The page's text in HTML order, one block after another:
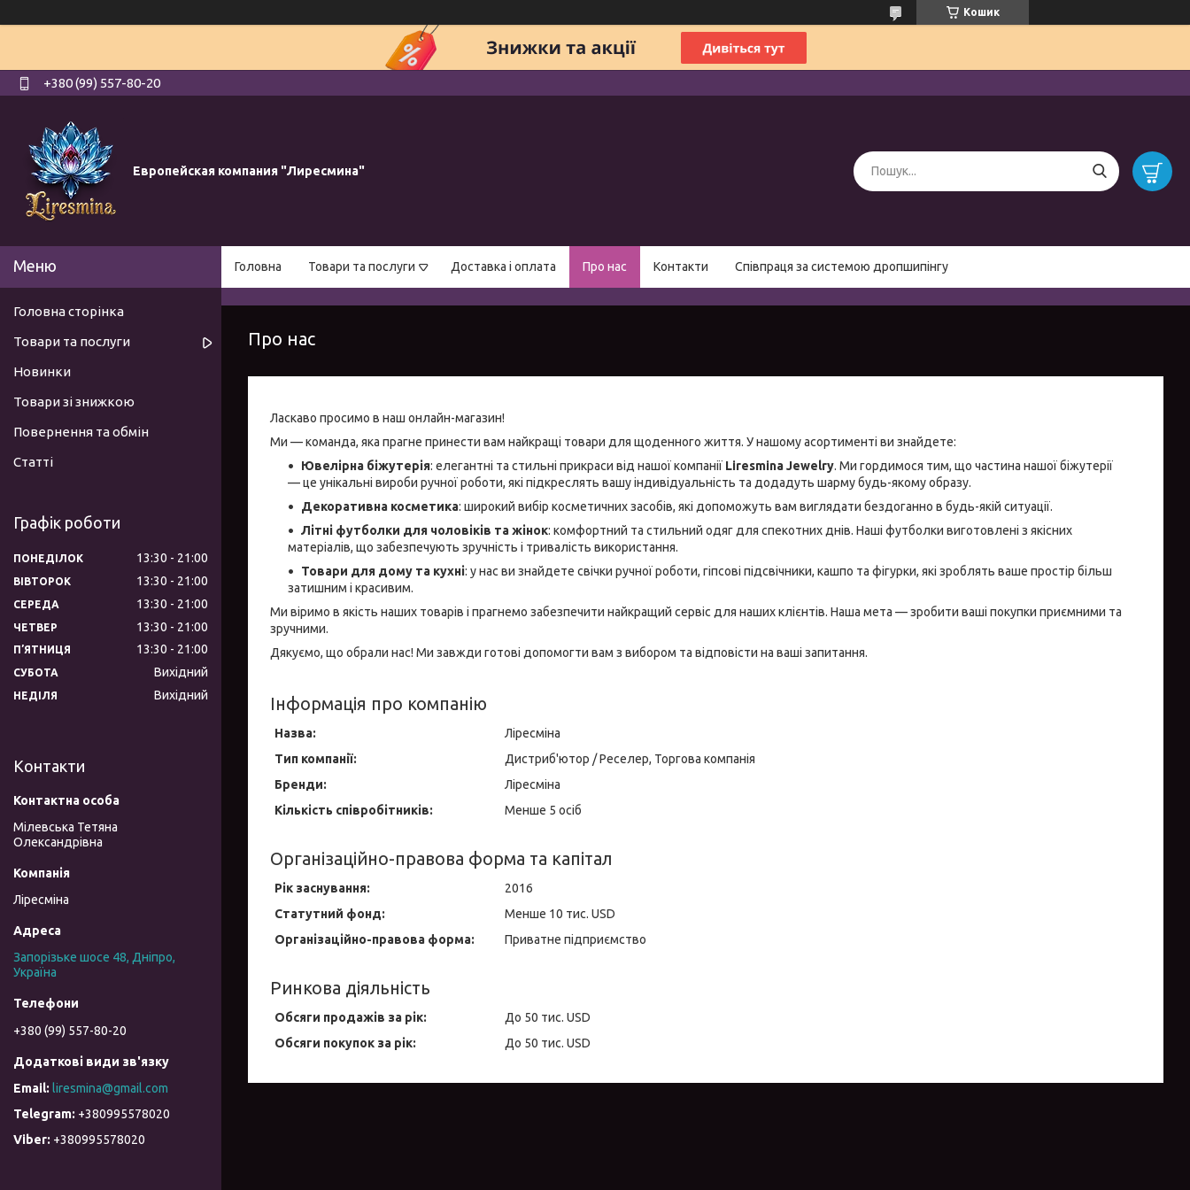
Кошик
+380 (99) 557-80-20
Европейская компания "Лиресмина"
Головна Товари та послуги Доставка і оплата Про нас Контакти Співпраця за системою дропшипінгу
Про нас
Ласкаво просимо в наш онлайн-магазин!
Ми — команда, яка прагне принести вам найкращі товари для щоденного життя. У нашому асортименті ви знайдете:
Ювелірна біжутерія: елегантні та стильні прикраси від нашої компанії Liresmina Jewelry. Ми гордимося тим, що частина нашої біжутерії
— це унікальні вироби ручної роботи, які підкреслять вашу індивідуальність та додадуть шарму будь-якому образу.
Декоративна косметика: широкий вибір косметичних засобів, які допоможуть вам виглядати бездоганно в будь-якій ситуації.
Літні футболки для чоловіків та жінок: комфортний та стильний одяг для спекотних днів. Наші футболки виготовлені з якісних
матеріалів, що забезпечують зручність і тривалість використання.
Товари для дому та кухні: у нас ви знайдете свічки ручної роботи, гіпсові підсвічники, кашпо та фігурки, які зроблять ваше простір більш
затишним і красивим.
Ми віримо в якість наших товарів і прагнемо забезпечити найкращий сервіс для наших клієнтів. Наша мета — зробити ваші покупки приємними та
зручними.
Дякуємо, що обрали нас! Ми завжди готові допомогти вам з вибором та відповісти на ваші запитання.
Інформація про компанію
Назва:
Ліресміна
Тип компанії:
Дистриб'ютор / Реселер, Торгова компанія
Бренди:
Ліресміна
Кількість співробітників:
Менше 5 осіб
Організаційно-правова форма та капітал
Рік заснування:
2016
Статутний фонд:
Менше 10 тис. USD
Організаційно-правова форма:
Приватне підприємство
Ринкова діяльність
Обсяги продажів за рік:
До 50 тис. USD
Обсяги покупок за рік:
До 50 тис. USD
Головна сторінка
Товари та послуги
Новинки
Товари зі знижкою
Повернення та обмін
Статті
Графік роботи
ПОНЕДІЛОК 13:30 21:00
ВІВТОРОК 13:30 21:00
СЕРЕДА 13:30 21:00
ЧЕТВЕР 13:30 21:00
ПʼЯТНИЦЯ 13:30 21:00
СУБОТА Вихідний
НЕДІЛЯ Вихідний
Контакти
Мілевська Тетяна
Олександрівна
Ліресміна
Запорізьке шосе 48, Дніпро,
Україна
+380 (99) 557-80-20
liresmina@gmail.com
+380995578020
+380995578020